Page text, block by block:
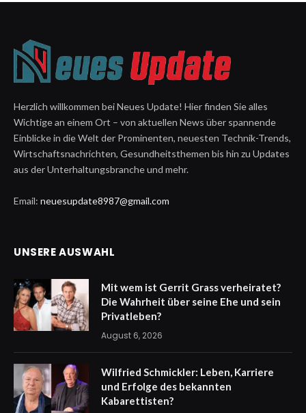
Herzlich willkommen bei Neues Update! Hier finden Sie alles
Wichtige an einem Ort – von aktuellen News über spannende
Einblicke in die Welt der Prominenten, neuesten Technik-Trends,
Wirtschaftsnachrichten, Gesundheitsthemen bis hin zu Updates
aus der Unterhaltungsbranche und mehr.
Email: neuesupdate8987@gmail.com
UNSERE AUSWAHL
Mit wem ist Gerrit Grass verheiratet?
Die Wahrheit über seine Ehe und sein
Privatleben?
August 6, 2026
Wilfried Schmickler: Leben, Karriere
und Erfolge des bekannten
Kabarettisten?